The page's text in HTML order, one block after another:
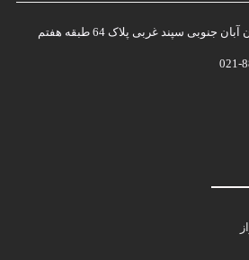
سپند غربی پلاک 64 طبقه هفتم